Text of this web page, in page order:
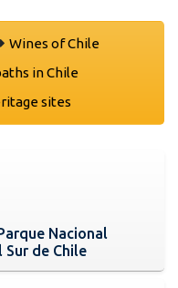
Wines of Chile
in Chile
sites
Nacional
de Chile